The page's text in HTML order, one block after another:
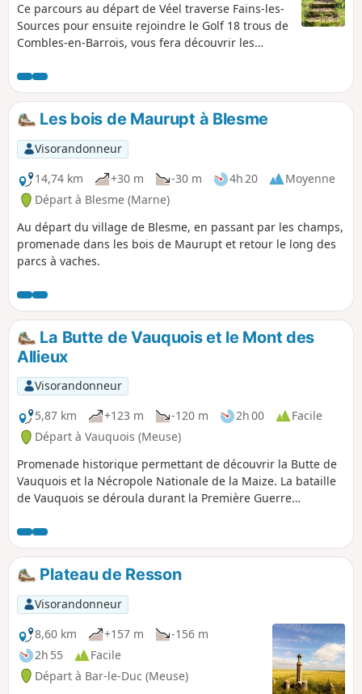
Ce parcours au départ de Véel traverse Fains-les-
Sources pour ensuite rejoindre le Golf 18 trous de
Combles-en-Barrois, vous fera découvrir les
Catherine (XV et XVI siècles) à Fains-les-Sources, la
Chapelle Saint-Joseph (XIX siècle) entre Fains et
Combles. Il est facile et peu ombragé. Point
pique-nique à l'ombre (4 tables) devant la
Chapelle Saint-Joseph.
Les bois de Maurupt à Blesme
Visorandonneur
14,74 km
+30 m -30 m 4h 20
Moyenne
Départ à Blesme (Marne)
Au départ du village de Blesme, en passant par les champs,
promenade dans les bois de Maurupt et retour le long des
parcs à vaches.
La Butte de Vauquois et le Mont des
Allieux
Visorandonneur
5,87 km
+123 m -120 m 2h 00
Facile
Départ à Vauquois (Meuse)
Promenade historique permettant de découvrir la Butte de
Vauquois et la Nécropole Nationale de la Maize. La bataille
de Vauquois se déroula durant la Première Guerre
nom, ce qui en faisait un lieu stratégique. Vauquois est un
haut-lieu de la guerre des mines, cette technique
consistant à creuser de profondes galeries et à y enfouir
des tonnes d'explosifs afin de causer d'importants dégâts
en surface avant de lancer un assaut.
Plateau de Resson
Visorandonneur
8,60 km
+157 m
-156 m
2h 55
Facile
Départ à Bar-le-Duc (Meuse)